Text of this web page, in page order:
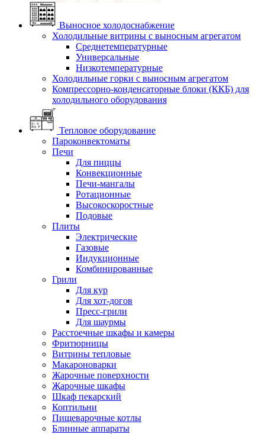
Выносное холодоснабжение
Холодильные витрины с выносным агрегатом
Среднетемпературные
Универсальные
Низкотемпературные
Холодильные горки с выносным агрегатом
Компрессорно-конденсаторные блоки (ККБ) для
холодильного оборудования
Тепловое оборудование
Пароконвектоматы
Печи
Для пиццы
Конвекционные
Печи-мангалы
Ротационные
Высокоскоростные
Подовые
Плиты
Электрические
Газовые
Индукционные
Комбинированные
Грили
Для кур
Для хот-догов
Пресс-грили
Для шаурмы
Расстоечные шкафы и камеры
Фритюрницы
Витрины тепловые
Макароноварки
Жарочные поверхности
Жарочные шкафы
Шкаф пекарский
Коптильни
Пищеварочные котлы
Блинные аппараты